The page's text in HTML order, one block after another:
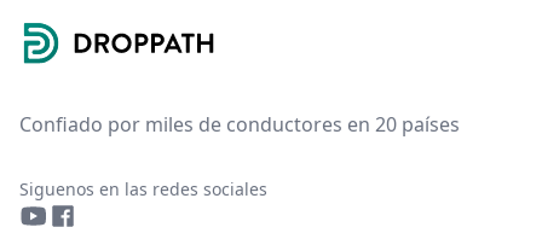
Confiado por miles de conductores en 20 países
Siguenos en las redes sociales